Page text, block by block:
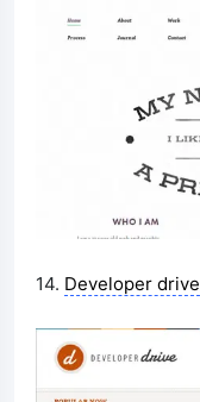
14. Developer drive